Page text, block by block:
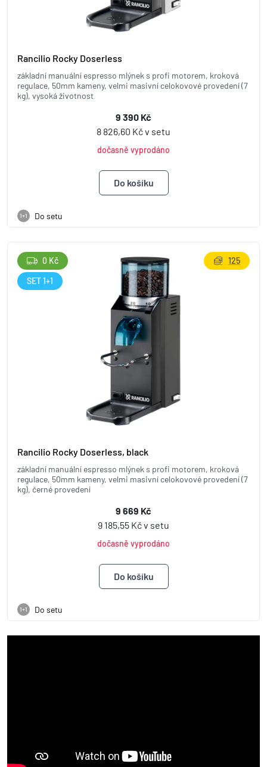
Rancilio Rocky Doserless
základní manuální espresso mlýnek s profi motorem, kroková
regulace, 50mm kameny, velmi masivní celokovové provedení (7
kg), vysoká životnost
9 390 Kč
8 826,60 Kč v setu
dočasně vyprodáno
1+1 Do setu
Rancilio Rocky Doserless, black
základní manuální espresso mlýnek s profi motorem, kroková
regulace, 50mm kameny, velmi masivní celokovové provedení (7
kg), černé provedení
9 669 Kč
9 185,55 Kč v setu
dočasně vyprodáno
1+1 Do setu
0 Kč
SET 1+1
125